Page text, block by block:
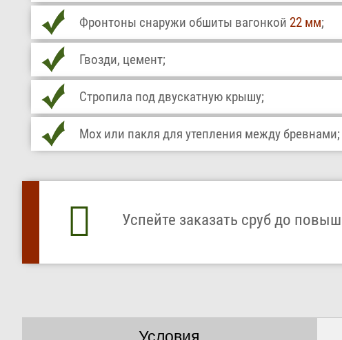
Фронтоны снаружи обшиты вагонкой 22 мм;
Гвозди, цемент;
Стропила под двускатную крышу;
Мох или пакля для утепления между бревнами;
Успейте заказать сруб до